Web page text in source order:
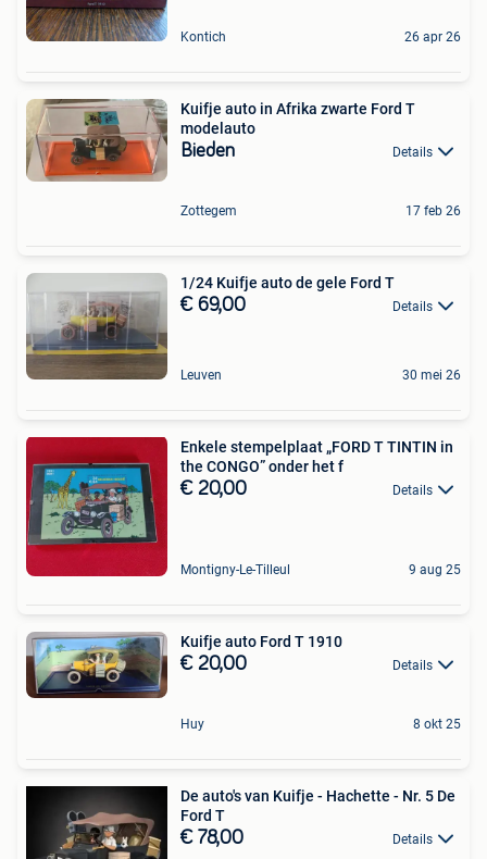
Kontich 26 apr 26
Kuifje auto in Afrika zwarte Ford T
modelauto
Bieden Details
Zottegem 17 feb 26
1/24 Kuifje auto de gele Ford T
€ 69,00 Details
Leuven 30 mei 26
Enkele stempelplaat „FORD T TINTIN in
the CONGO” onder het f
€ 20,00 Details
Montigny-Le-Tilleul 9 aug 25
Kuifje auto Ford T 1910
€ 20,00 Details
Huy 8 okt 25
De auto's van Kuifje - Hachette - Nr. 5 De
Ford T
€ 78,00 Details